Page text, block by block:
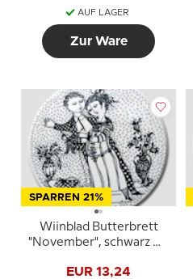
AUF LAGER
Zur Ware
SPARREN 21%
Wiinblad Butterbrett
"November", schwarz Nr.
EUR 13,24